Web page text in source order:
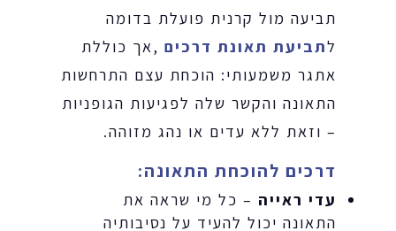
תביעה מול קרנית פועלת בדומה
לתביעת תאונת דרכים ,אך כוללת
אתגר משמעותי: הוכחת עצם התרחשות
התאונה והקשר שלה לפגיעות הגופניות
– וזאת ללא עדים או נהג מזוהה.
דרכים להוכחת התאונה:
עדי ראייה – כל מי שראה את
התאונה יכול להעיד על נסיבותיה